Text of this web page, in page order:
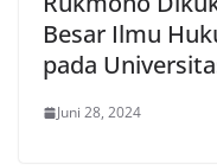
Besar Ilmu
pada
Juni 28, 2024